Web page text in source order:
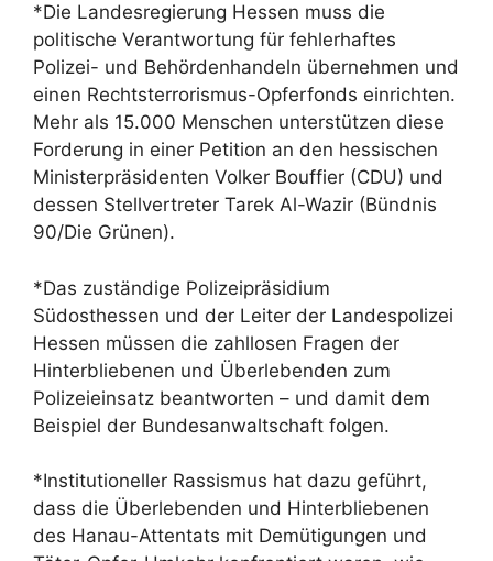
*Die Landesregierung Hessen muss die
politische Verantwortung für fehlerhaftes
Polizei- und Behördenhandeln übernehmen und
einen Rechtsterrorismus-Opferfonds einrichten.
Mehr als 15.000 Menschen unterstützen diese
Forderung in einer Petition an den hessischen
Ministerpräsidenten Volker Bouffier (CDU) und
dessen Stellvertreter Tarek Al-Wazir (Bündnis
90/Die Grünen).
*Das zuständige Polizeipräsidium
Südosthessen und der Leiter der Landespolizei
Hessen müssen die zahllosen Fragen der
Hinterbliebenen und Überlebenden zum
Polizeieinsatz beantworten – und damit dem
Beispiel der Bundesanwaltschaft folgen.
*Institutioneller Rassismus hat dazu geführt,
dass die Überlebenden und Hinterbliebenen
des Hanau-Attentats mit Demütigungen und